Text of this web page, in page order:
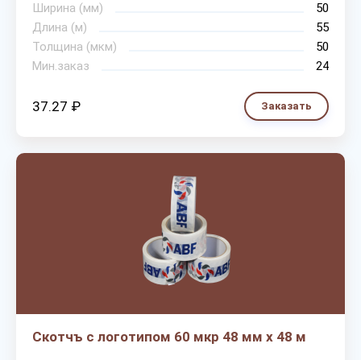
Ширина (мм)
50
Длина (м)
55
Толщина (мкм)
50
Мин.заказ
24
37.27 ₽ Заказать
Скотчъ с логотипом 60 мкр 48 мм х 48 м